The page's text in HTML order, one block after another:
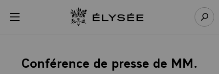
menu Retour à l’accueil Élysée
Conférence de presse de MM.
Panneau de gestion des cookies